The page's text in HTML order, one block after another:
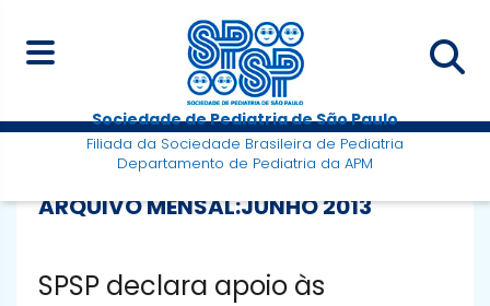
Sociedade de Pediatria de São Paulo
Filiada da Sociedade Brasileira de Pediatria
Departamento de Pediatria da APM
ARQUIVO MENSAL:JUNHO 2013
SPSP declara apoio às